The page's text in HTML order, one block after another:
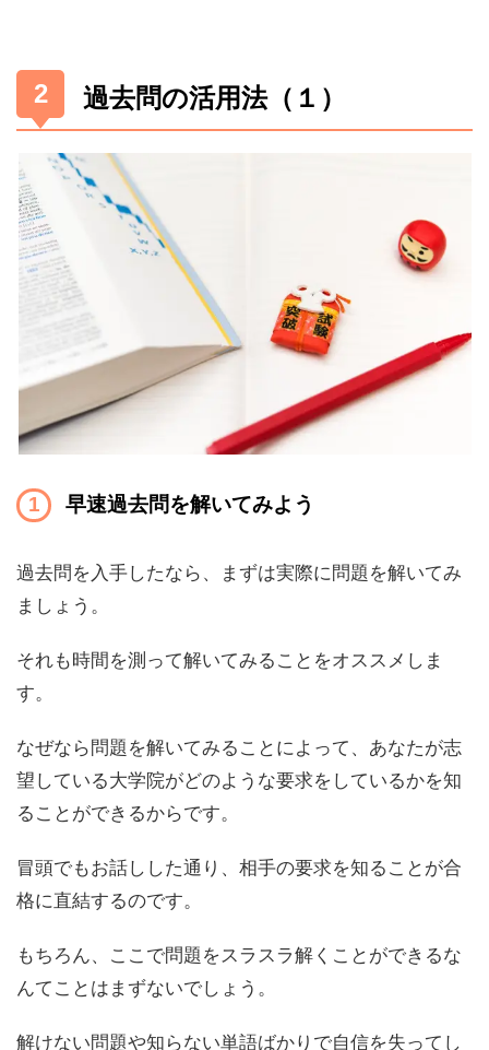
過去問の活用法（１）
早速過去問を解いてみよう
過去問を入手したなら、まずは実際に問題を解いてみ
ましょう。
それも時間を測って解いてみることをオススメしま
す。
なぜなら問題を解いてみることによって、あなたが志
望している大学院がどのような要求をしているかを知
ることができるからです。
冒頭でもお話しした通り、相手の要求を知ることが合
格に直結するのです。
もちろん、ここで問題をスラスラ解くことができるな
んてことはまずないでしょう。
解けない問題や知らない単語ばかりで自信を失ってし